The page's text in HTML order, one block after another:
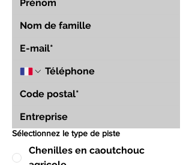
Sélectionnez le type de piste
Chenilles en caoutchouc